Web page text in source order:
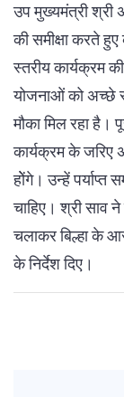
उप मुख्यमंत्री श्री
की समीक्षा करते
स्तरीय कार्यक्रम
योजनाओं को अच्छे
मौका मिल रहा है।
कार्यक्रम के जरिए
होेंगे। उन्हें पर्याप्त
चाहिए। श्री साव
चलाकर बिल्हा के
के निर्देश दिए।